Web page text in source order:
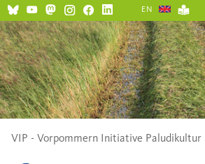
VIP - Vorpommern Initiative Paludikultur
EN